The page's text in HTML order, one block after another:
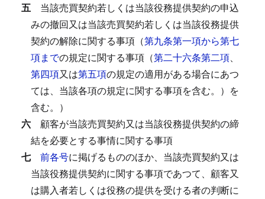
五 当該売買契約若しくは当該役務提供契約の申込
みの撤回又は当該売買契約若しくは当該役務提供
契約の解除に関する事項（第九条第一項から第七
項までの規定に関する事項（第二十六条第二項、
第四項又は第五項の規定の適用がある場合にあつ
ては、当該各項の規定に関する事項を含む。）を
含む。）
六 顧客が当該売買契約又は当該役務提供契約の締
結を必要とする事情に関する事項
七 前各号に掲げるもののほか、当該売買契約又は
当該役務提供契約に関する事項であつて、顧客又
は購入者若しくは役務の提供を受ける者の判断に